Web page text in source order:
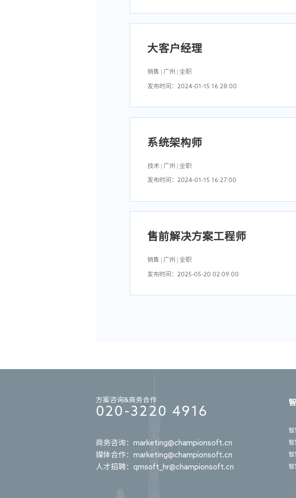
2、以开拓新市场，发展新客户为主要任务，负责重要
2、五年以上IT服务、系统集成、解决方案销售经验；
4、有销售团队管理经验优先；
5、具有敏锐的市场触觉，高度的责任意识，优秀的沟
7、性格乐观、积极进取、具有坚韧不拔的毅力，能够
大客户经理
销售 | 广州 | 全职
发布时间：2024-01-15 16:28:00
2、负责与目标客户建立良好的客情关系，有针对性地给
4、完成上级领导分配的指标及其他工作事项。
2、一年以上大客户销售工作经验；
4、具有系统集成、解决方案销售经验优先；
系统架构师
技术 | 广州 | 全职
发布时间：2024-01-15 16:27:00
2、与开发团队密切合作，分析需求，设计系统架构，并
2、具有全栈开发能力，精通前后端分离框架，熟练掌握
4、前端熟练掌握网页原生语言 HTML、CSS、JS，以
5、具有完善的设计能力，能根据项目特点提出合理的
7、良好的沟通技巧和团队合作精神，能够有效地与各
售前解决方案工程师
销售 | 广州 | 全职
发布时间：2025-05-20 02:09:00
1、负责项目前期的客户沟通，了解用户需求，并结合
5、配合支持销售部门、市场部门、交付部门的其他相
1、5年及以上数字政府项目工作经验，拥有经济运行
5、具备较强的学习能力、沟通表达能力、项目管理能
项方案、招投标文件等文档制作能力；
6、熟练使用WORD、PPT、VISIO、AXURE等方案编
方案咨询&商务合作
020-3220 4916
商务咨询：marketing@championsoft.cn
媒体合作：marketing@championsoft.cn
人才招聘：qmsoft_hr@championsoft.cn
智
智
智
智